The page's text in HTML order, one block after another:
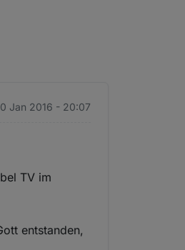
Jan 2016 - 20:07
TV im
entstanden,